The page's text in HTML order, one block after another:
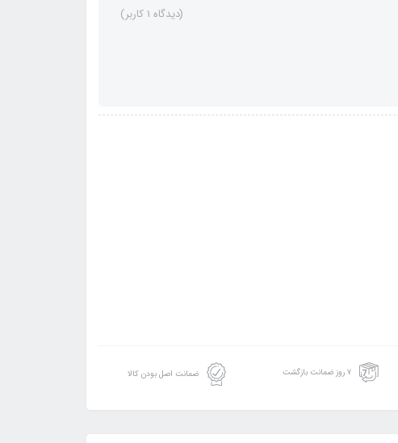
(دیدگاه 1 کاربر)
۷ روز ضمانت بازگشت ضمانت اصل بودن کالا